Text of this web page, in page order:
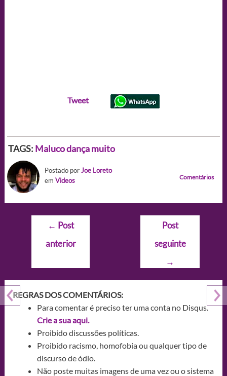
Tweet
TAGS: Maluco dança muito
Postado porJoe Loreto
em Videos Comentários
Navegação
Post
← Post
anterior
Post
seguinte
→
REGRAS DOS COMENTÁRIOS:
Para comentar é preciso ter uma conta no Disqus.
Crie a sua aqui.
Proibido discussões políticas.
Proibido racismo, homofobia ou qualquer tipo de
discurso de ódio.
Não poste muitas imagens de uma vez ou o sistema